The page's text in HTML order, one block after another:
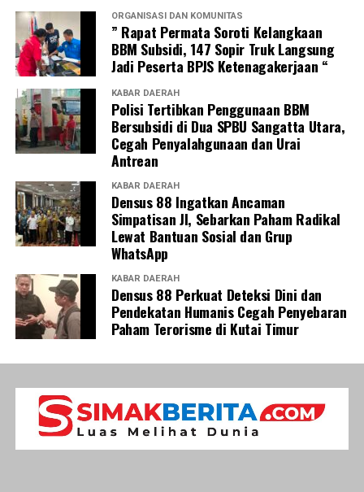
ORGANISASI DAN KOMUNITAS
” Rapat Permata Soroti Kelangkaan
BBM Subsidi, 147 Sopir Truk Langsung
Jadi Peserta BPJS Ketenagakerjaan “
KABAR DAERAH
Polisi Tertibkan Penggunaan BBM
Bersubsidi di Dua SPBU Sangatta Utara,
Cegah Penyalahgunaan dan Urai
Antrean
KABAR DAERAH
Densus 88 Ingatkan Ancaman
Simpatisan JI, Sebarkan Paham Radikal
Lewat Bantuan Sosial dan Grup
WhatsApp
KABAR DAERAH
Densus 88 Perkuat Deteksi Dini dan
Pendekatan Humanis Cegah Penyebaran
Paham Terorisme di Kutai Timur